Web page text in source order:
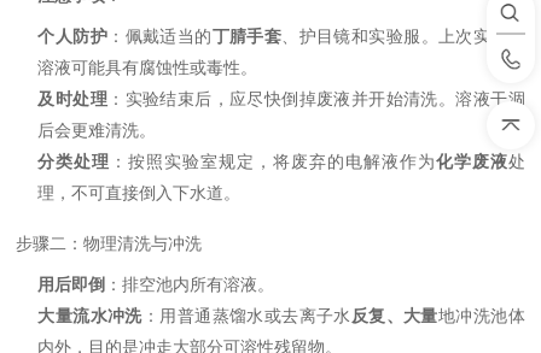
个人防护 ：佩戴适当的丁腈手套 、护目镜和实验服。上次实验的
溶液可能具有腐蚀性或毒性。
及时处理 ：实验结束后，应尽快倒掉废液并开始清洗。溶液干涸
后会更难清洗。
分类处理 ：按照实验室规定，将废弃的电解液作为化学废液处
理，不可直接倒入下水道。
步骤二：物理清洗与冲洗
用后即倒 ：排空池内所有溶液。
大量流水冲洗：用普通蒸馏水或去离子水 反复、大量地冲洗池体
内外，目的是冲走大部分可溶性残留物。